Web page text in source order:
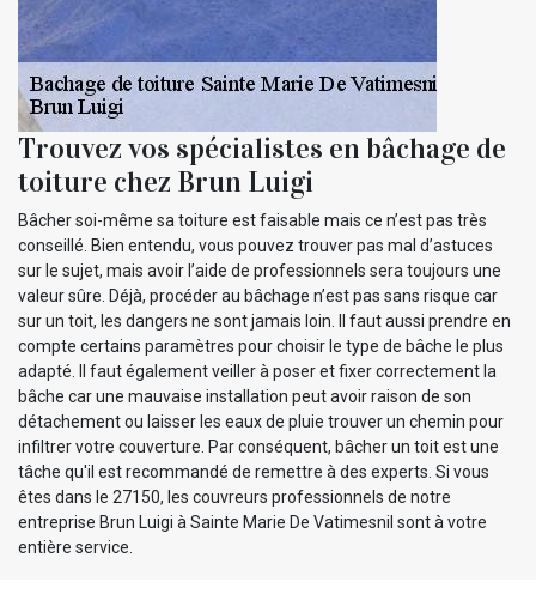
Trouvez vos spécialistes en bâchage de
toiture chez Brun Luigi
Bâcher soi-même sa toiture est faisable mais ce n’est pas très
conseillé. Bien entendu, vous pouvez trouver pas mal d’astuces
sur le sujet, mais avoir l’aide de professionnels sera toujours une
valeur sûre. Déjà, procéder au bâchage n’est pas sans risque car
sur un toit, les dangers ne sont jamais loin. Il faut aussi prendre en
compte certains paramètres pour choisir le type de bâche le plus
adapté. Il faut également veiller à poser et fixer correctement la
bâche car une mauvaise installation peut avoir raison de son
détachement ou laisser les eaux de pluie trouver un chemin pour
infiltrer votre couverture. Par conséquent, bâcher un toit est une
tâche qu'il est recommandé de remettre à des experts. Si vous
êtes dans le 27150, les couvreurs professionnels de notre
entreprise Brun Luigi à Sainte Marie De Vatimesnil sont à votre
entière service.